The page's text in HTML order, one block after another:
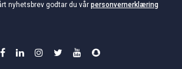
nyhetsbrev godtar du vår personvernerklæring